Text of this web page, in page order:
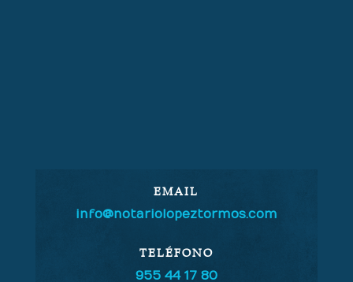
EMAIL
info@notariolopeztormos.com
TELÉFONO
955 44 17 80